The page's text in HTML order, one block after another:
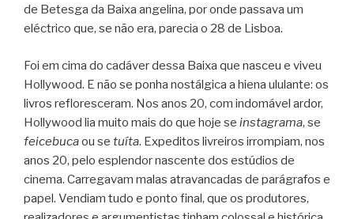
de Betesga da Baixa angelina, por onde passava um
eléctrico que, se não era, parecia o 28 de Lisboa.
Foi em cima do cadáver dessa Baixa que nasceu e viveu
Hollywood. E não se ponha nostálgica a hiena ululante: os
livros refloresceram. Nos anos 20, com indomável ardor,
Hollywood lia muito mais do que hoje se instagrama, se
feicebucaou se tuíta. Expeditos livreiros irrompiam, nos
anos 20, pelo esplendor nascente dos estúdios de
cinema. Carregavam malas atravancadas de parágrafos e
papel. Vendiam tudo e ponto final, que os produtores,